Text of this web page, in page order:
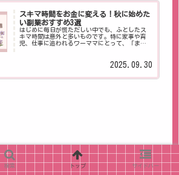
スキマ時間をお金に変える！秋に始めた
い副業おすすめ3選
はじめに毎日が慌ただしい中でも、ふとしたス
キマ時間は意外と多いものです。特に家事や育
児、仕事に追われるワーママにとって、「まと
2025.09.30
スポンサーリンク
検索 トップ サイドバー